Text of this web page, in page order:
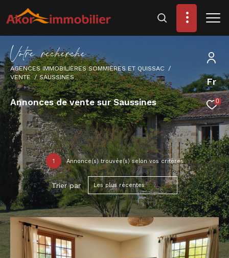
Fr
0
Votre recherche
AGENCES IMMOBILIÈRES SOMMIÈRES ET QUISSAC
VENTE
SAUSSINES
Annonces de vente sur Saussines
1 Annonce(s) trouvée(s) selon vos critères
Trier par Les plus récentes